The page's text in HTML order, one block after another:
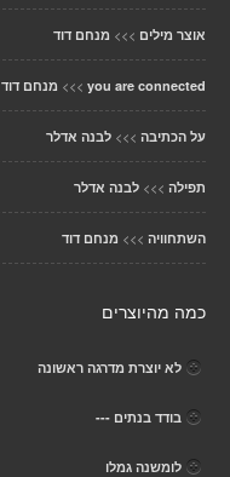
אוצר מילים >>> מנחם דוד
you are connected
>>> מנחם דוד
על הכתיבה >>> לבנה אדלר
תפילה >>> לבנה אדלר
השתחוויה >>> מנחם דוד
כמה מהיוצרים
לא יוצרת מדרגה ראשונה
בודד בנתים ---
לומשנה גמלו